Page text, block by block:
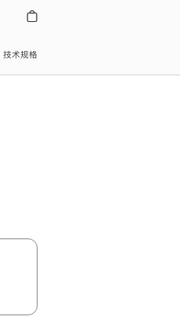
技术规格